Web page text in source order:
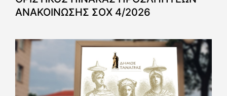
ΑΝΑΚΟΙΝΩΣΗΣ ΣΟΧ 4/2026